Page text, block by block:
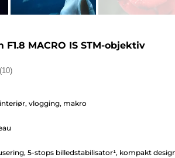
F1.8 MACRO IS STM-objektiv
(10)
vlogging, makro
5-stops billedstabilisator¹, kompakt